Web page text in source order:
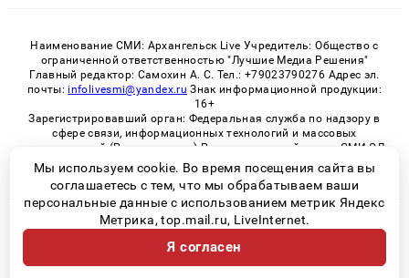
Наименование СМИ: Архангельск Live Учредитель: Общество с
ограниченной ответственностью "Лучшие Медиа Решения"
Главный редактор: Самохин А. С. Тел.: +79023790276 Адрес эл.
почты: infolivesmi@yandex.ru Знак информационной продукции:
16+
Зарегистрировавший орган: Федеральная служба по надзору в
сфере связи, информационных технологий и массовых
коммуникаций (Роскомнадзор) Регистрационный номер СМИ ЭЛ
№ ФС 77 - 82533 от 21.01.2022
© 2026 «Архангельск Live» | Все права защищены
Возрастная категория сайта 16+
Политика конфиденциальности
Мы используем cookie. Во время посещения сайта вы
соглашаетесь с тем, что мы обрабатываем ваши
персональные данные с использованием метрик Яндекс
Метрика, top.mail.ru, LiveInternet.
Я согласен